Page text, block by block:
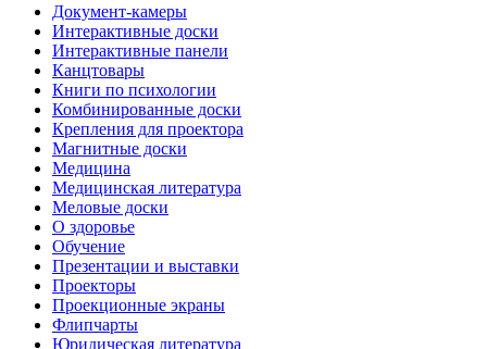
Документ-камеры
Интерактивные доски
Интерактивные панели
Канцтовары
Книги по психологии
Комбинированные доски
Крепления для проектора
Магнитные доски
Медицина
Медицинская литература
Меловые доски
О здоровье
Обучение
Презентации и выставки
Проекторы
Проекционные экраны
Флипчарты
Юридическая литература